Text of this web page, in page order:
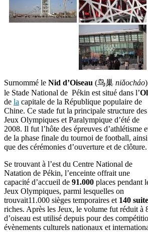
Surnommé le Nid d’Oiseau (鸟巢 niǎocháo
le Stade National de Pékin est situé dans l’
de la capitale de la République populaire de
Chine. Ce stade fut la principale structure des
Jeux Olympiques et Paralympique d’été de
2008. Il fut l’hôte des épreuves d’athlétisme
de la phase finale du tournoi de football, ainsi
que des cérémonies d’ouverture et de clôture.
Se trouvant à l’est du Centre National de
Natation de Pékin, l’enceinte offrait une
capacité d’accueil de 91.000 places pendant
Jeux Olympiques, parmi lesquelles on
trouvait11.000 sièges temporaires et 140
riches. Après les Jeux, le volume fut réduit à
d’oiseau est utilisé depuis pour des
évènements culturels nationaux et